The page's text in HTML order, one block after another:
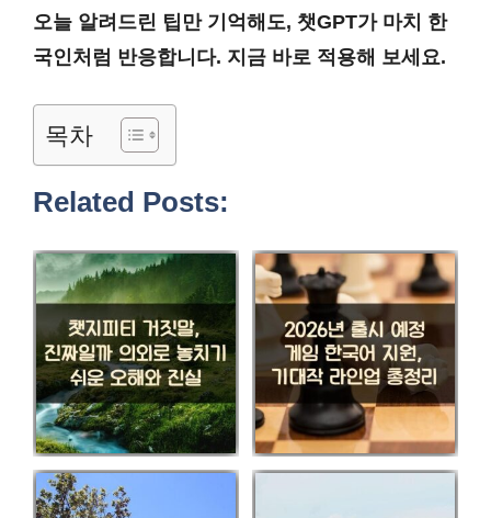
오늘 알려드린 팁만 기억해도, 챗GPT가 마치 한
국인처럼 반응합니다. 지금 바로 적용해 보세요.
목차
Related Posts: